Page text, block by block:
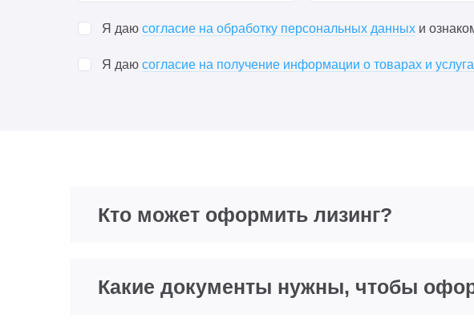
Я даю согласие на обработку персональных данных и
Я даю согласие на получение информации о товарах и
Кто может оформить лизинг?
Какие документы нужны, чтобы